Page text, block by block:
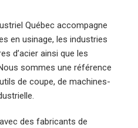
Québec accompagne
en usinage, les industries
d’acier ainsi que les
sommes une référence
de coupe, de machines-
des fabricants de